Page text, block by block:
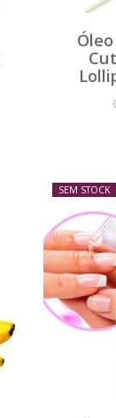
SEM STOCK